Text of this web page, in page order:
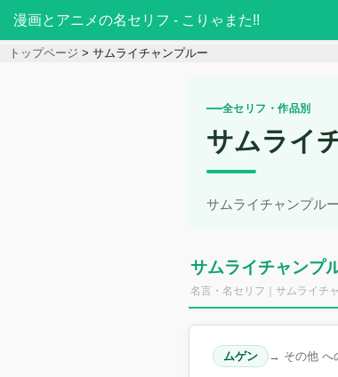
漫画とアニメの名セリフ - こりゃまた!!
トップページ サムライチャンプルー
全セリフ・作品別
サムライ
サムライチャンプル
サムライチャンプ
名言・名セリフ｜サムライチ
ムゲン → その他 へ